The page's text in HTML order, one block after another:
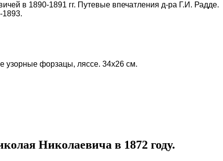
в 1890-1891 гг. Путевые впечатления д-ра Г.И. Радде.
узорные форзацы, ляссе. 34х26 см.
Николаевича в 1872 году.